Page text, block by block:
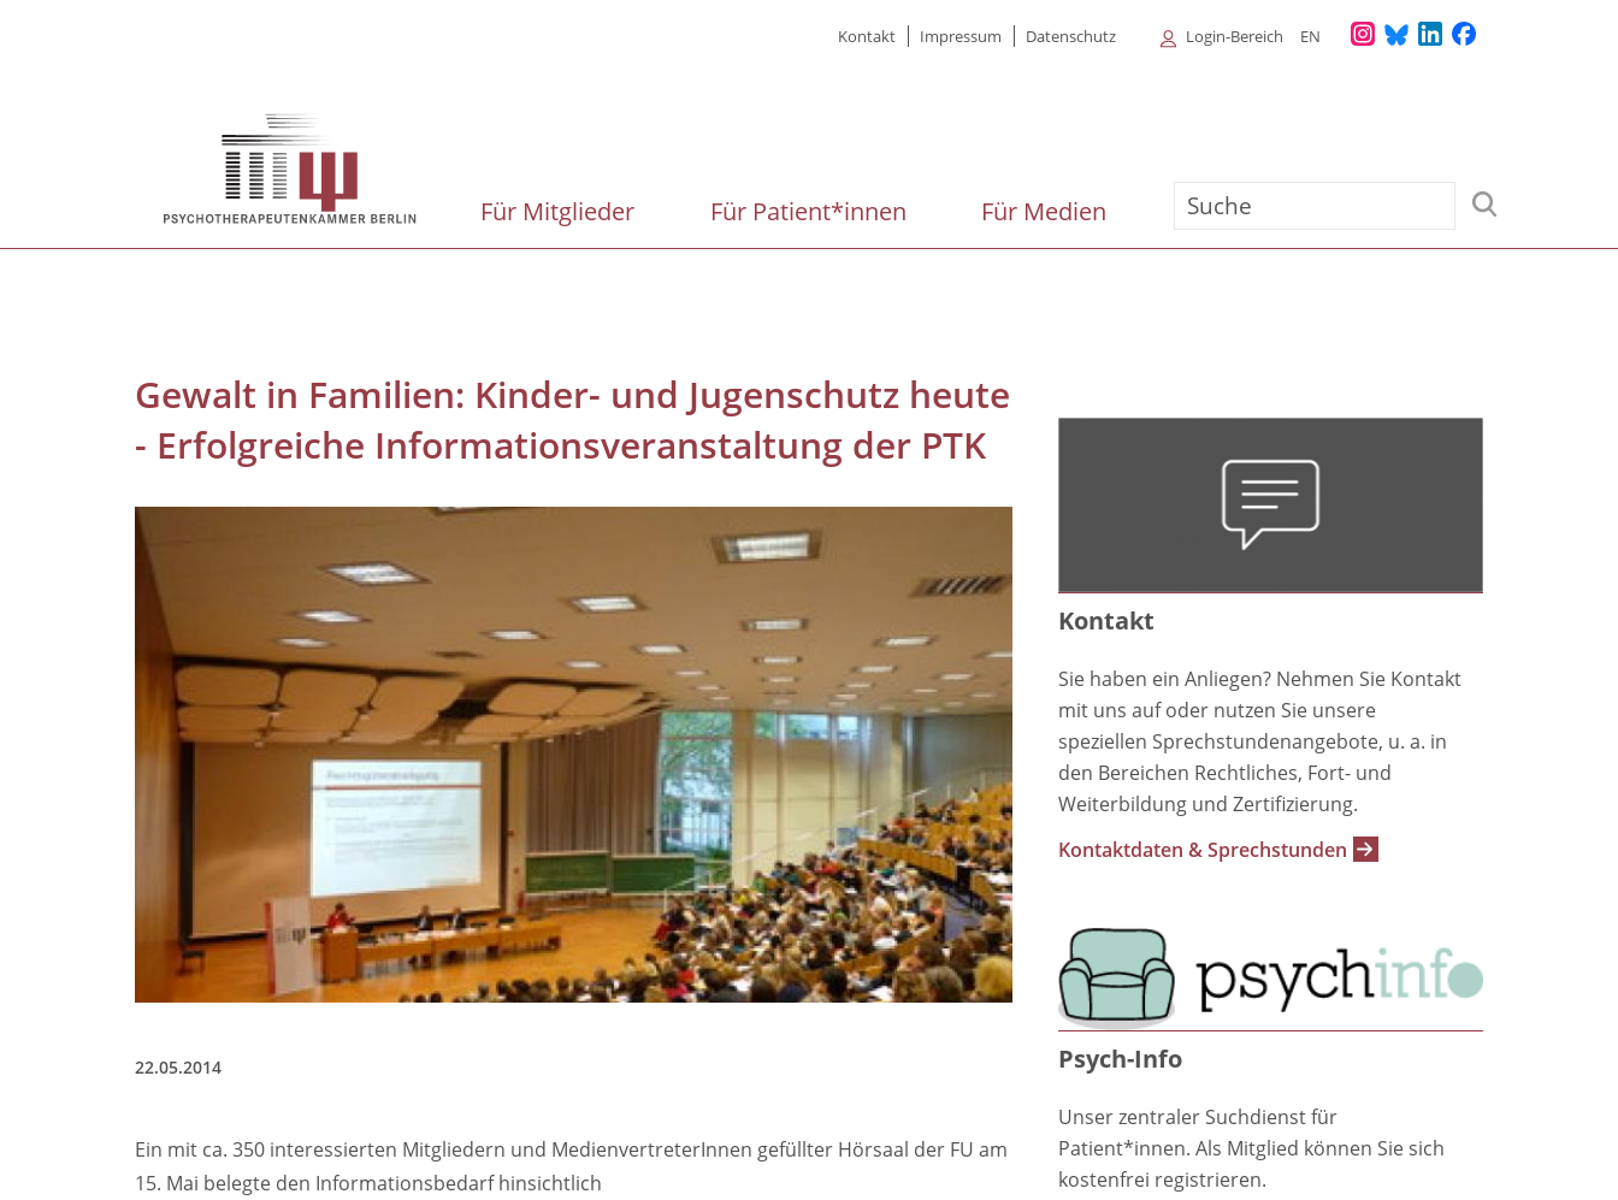
Meta
Kontakt Impressum Datenschutz
LoginLogin-Bereich EN
Für Mitglieder Für Patient*innen Für Medien Suche
Gewalt in Familien: Kinder- und Jugenschutz heute
- Erfolgreiche Informationsveranstaltung der PTK
22.05.2014
Ein mit ca. 350 interessierten Mitgliedern und MedienvertreterInnen gefüllter Hörsaal der FU am
15. Mai belegte den Informationsbedarf hinsichtlich
Kontakt
Sie haben ein Anliegen? Nehmen Sie Kontakt
mit uns auf oder nutzen Sie unsere
speziellen Sprechstundenangebote, u. a. in
den Bereichen Rechtliches, Fort- und
Weiterbildung und Zertifizierung.
Kontaktdaten & Sprechstunden
Psych-Info
Unser zentraler Suchdienst für
Patient*innen. Als Mitglied können Sie sich
kostenfrei registrieren.